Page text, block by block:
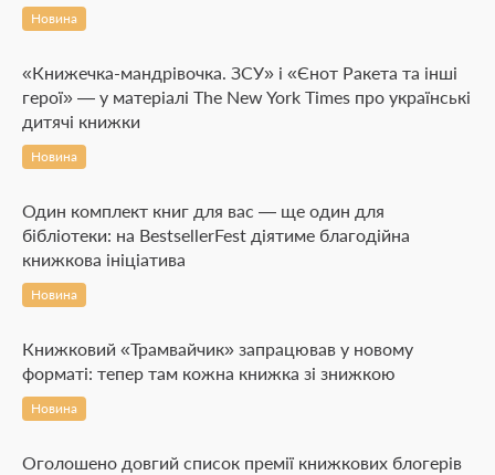
Новина
«Книжечка-мандрівочка. ЗСУ» і «Єнот Ракета та інші
герої» — у матеріалі The New York Times про українські
дитячі книжки
Новина
Один комплект книг для вас — ще один для
бібліотеки: на BestsellerFest діятиме благодійна
книжкова ініціатива
Новина
Книжковий «Трамвайчик» запрацював у новому
форматі: тепер там кожна книжка зі знижкою
Новина
Оголошено довгий список премії книжкових блогерів